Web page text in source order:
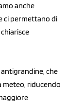
anche
ci permettano di
che
meteo, riducendo